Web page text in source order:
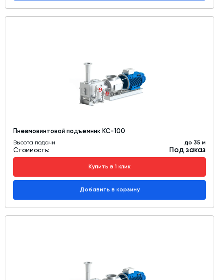
Пневмовинтовой подъемник КС-100
Высота подачи до 35 м
Стоимость: Под заказ
Купить в 1 клик
Добавить в корзину